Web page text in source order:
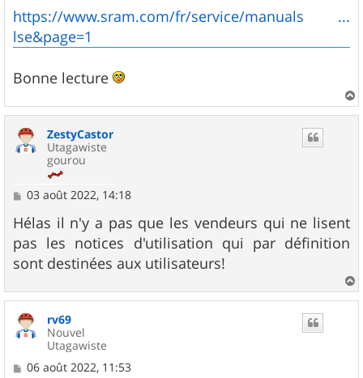
https://www.sram.com/fr/service/manuals ...
lse&page=1
Bonne lecture
a
ZestyCastor
Utagawiste
gourou
M
s
s
a
g
e
03 août 2022, 14:18
Hélas il n'y a pas que les vendeurs qui ne lisent
pas les notices d'utilisation qui par définition
sont destinées aux utilisateurs!
a
rv69
Nouvel
Utagawiste
M
06 août 2022, 11:53